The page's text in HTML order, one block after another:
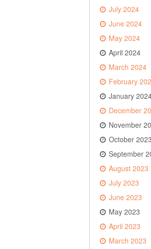
July 2024
June 2024
May 2024
April 2024
March 2024
February
January
December
November
October 2023
September
August 2023
July 2023
June 2023
May 2023
April 2023
March 2023